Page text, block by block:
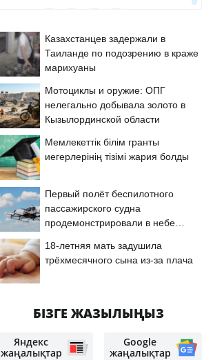
Казахстанцев задержали в
Таиланде по подозрению в краже
марихуаны
Мотоциклы и оружие: ОПГ
нелегально добывала золото в
Кызылординской области
Мемлекеттік білім гранты
иегерлерінің тізімі жария болды
Первый полёт беспилотного
пассажирского судна
продемонстрировали в небе
18-летняя мать задушила
трёхмесячного сына из-за плача
БІЗГЕ ЖАЗЫЛЫҢЫЗ
Яндекс
жаңалықтар
Google
жаңалықтар